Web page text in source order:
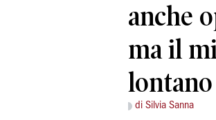
anche
ma il
lontano
di Silvia Sanna